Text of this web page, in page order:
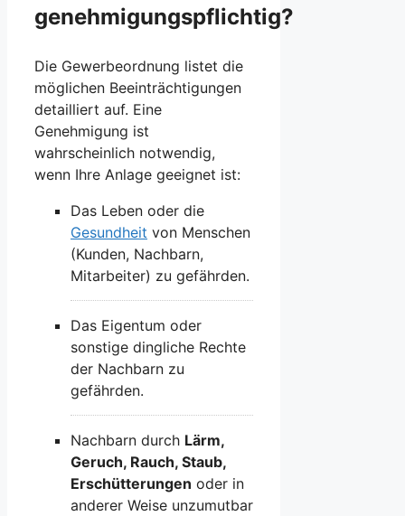
genehmigungspflichtig?
Die Gewerbeordnung listet die
möglichen Beeinträchtigungen
detailliert auf. Eine
Genehmigung ist
wahrscheinlich notwendig,
wenn Ihre Anlage geeignet ist:
Das Leben oder die
Gesundheit von Menschen
(Kunden, Nachbarn,
Mitarbeiter) zu gefährden.
Das Eigentum oder
sonstige dingliche Rechte
der Nachbarn zu
gefährden.
Nachbarn durch Lärm,
Geruch, Rauch, Staub,
Erschütterungen oder in
anderer Weise unzumutbar